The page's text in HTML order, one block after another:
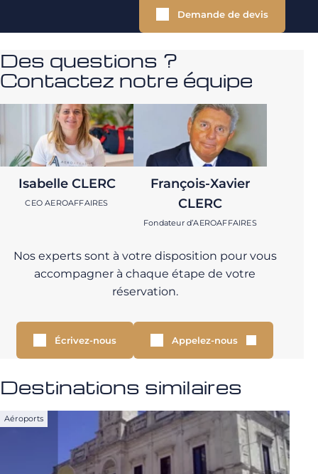
Demande de devis
Des questions ?
Contactez notre équipe
Isabelle CLERC
CEO AEROAFFAIRES
François-Xavier
CLERC
Fondateur d’AEROAFFAIRES
Nos experts sont à votre disposition pour vous
accompagner à chaque étape de votre
réservation.
Écrivez-nous Appelez-nous
Destinations similaires
Aéroports